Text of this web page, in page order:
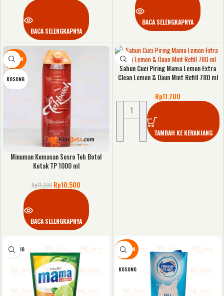
BACA SELENGKAPNYA
BACA SELENGKAPNYA
DISKON
KOSONG
Minuman Kemasan Sosro Teh Botol
Kotak TP 1000 ml
Rp11.200 Rp10.500
BACA SELENGKAPNYA
Sabun Cuci Piring Mama Lemon Extra
Clean Lemon & Daun Mint Refill 780 ml
Rp11.700
TAMBAH KE KERANJANG
KOSONG DISKON
KOSONG